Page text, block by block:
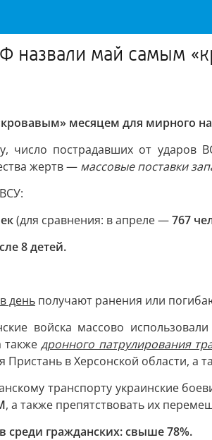
май самым
месяцем для мирного
число пострадавших от
жертв — массовые поставки
(для сравнения: в апреле —767
8 детей.
день получают ранения или
войска массово
такжедронного патрулирования
Пристань в Херсонской области,
транспорту украинские
, а также препятствовать их
гражданских: свыше 78%.